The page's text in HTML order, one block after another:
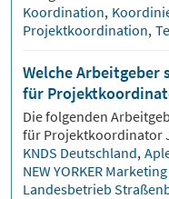
Koordination,
Projektkoordination,
Welche Arbeitgeber
für
Die folgenden
für Projektkoordinator
KNDS Deutschland,
NEW YORKER
Landesbetrieb